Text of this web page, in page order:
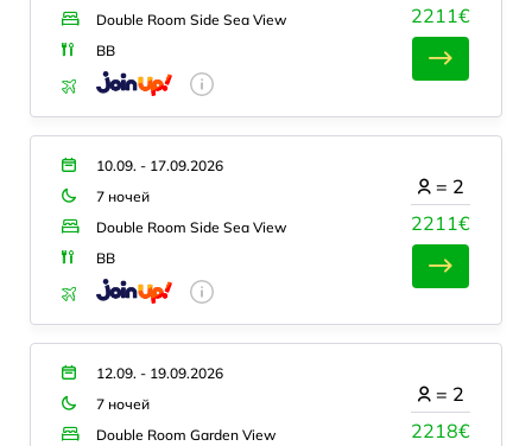
Double Room Side Sea View
BB
2211€
10.09. - 17.09.2026
7 ночей
Double Room Side Sea View
BB
2211€
= 2
12.09. - 19.09.2026
7 ночей
Double Room Garden View
2218€
= 2